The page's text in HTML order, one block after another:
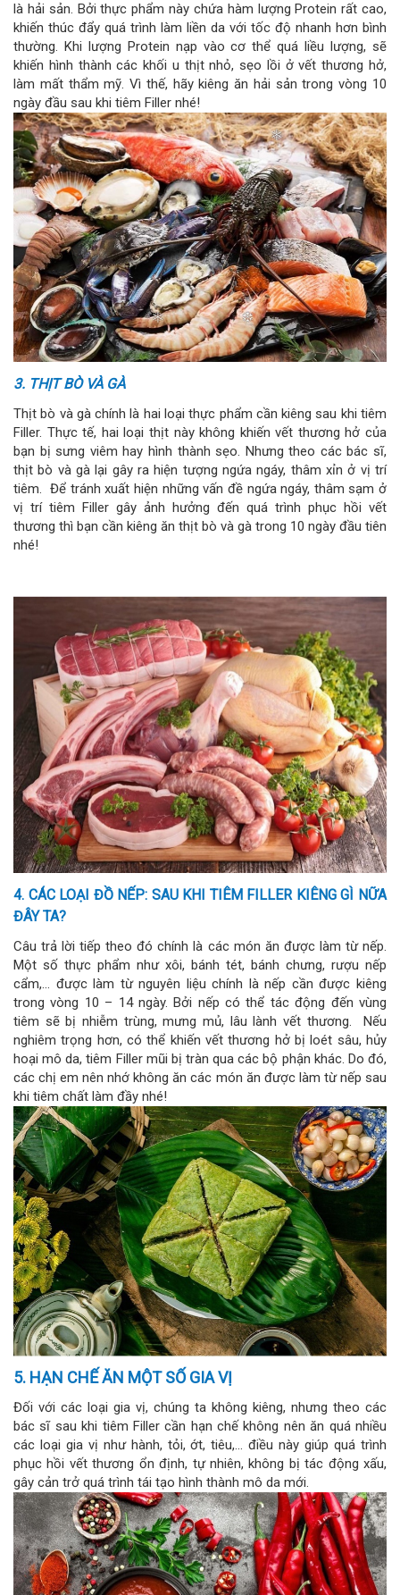
là hải sản. Bởi thực phẩm này chứa hàm lượng Protein rất cao,
khiến thúc đẩy quá trình làm liền da với tốc độ nhanh hơn bình
thường. Khi lượng Protein nạp vào cơ thể quá liều lượng, sẽ
khiến hình thành các khối u thịt nhỏ, sẹo lồi ở vết thương hở,
làm mất thẩm mỹ. Vì thế, hãy kiêng ăn hải sản trong vòng 10
ngày đầu sau khi tiêm Filler nhé!
3. THỊT BÒ VÀ GÀ
Thịt bò và gà chính là hai loại thực phẩm cần kiêng sau khi tiêm
Filler. Thực tế, hai loại thịt này không khiến vết thương hở của
bạn bị sưng viêm hay hình thành sẹo. Nhưng theo các bác sĩ,
thịt bò và gà lại gây ra hiện tượng ngứa ngáy, thâm xỉn ở vị trí
tiêm. Để tránh xuất hiện những vấn đề ngứa ngáy, thâm sạm ở
vị trí tiêm Filler gây ảnh hưởng đến quá trình phục hồi vết
thương thì bạn cần kiêng ăn thịt bò và gà trong 10 ngày đầu tiên
nhé!
4. CÁC LOẠI ĐỒ NẾP: SAU KHI TIÊM FILLER KIÊNG GÌ NỮA
ĐÂY TA?
Câu trả lời tiếp theo đó chính là các món ăn được làm từ nếp.
Một số thực phẩm như xôi, bánh tét, bánh chưng, rượu nếp
cẩm,… được làm từ nguyên liệu chính là nếp cần được kiêng
trong vòng 10 – 14 ngày. Bởi nếp có thể tác động đến vùng
tiêm sẽ bị nhiễm trùng, mưng mủ, lâu lành vết thương. Nếu
nghiêm trọng hơn, có thể khiến vết thương hở bị loét sâu, hủy
hoại mô da, tiêm Filler mũi bị tràn qua các bộ phận khác. Do đó,
các chị em nên nhớ không ăn các món ăn được làm từ nếp sau
khi tiêm chất làm đầy nhé!
5. HẠN CHẾ ĂN MỘT SỐ GIA VỊ
Đối với các loại gia vị, chúng ta không kiêng, nhưng theo các
bác sĩ sau khi tiêm Filler cần hạn chế không nên ăn quá nhiều
các loại gia vị như hành, tỏi, ớt, tiêu,… điều này giúp quá trình
phục hồi vết thương ổn định, tự nhiên, không bị tác động xấu,
gây cản trở quá trình tái tạo hình thành mô da mới.